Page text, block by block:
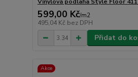
599,00 Kč/m2
495,04 Kč bez DPH
Přidat do
Akce